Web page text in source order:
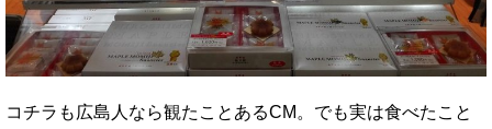
コチラも広島人なら観たことあるCM。でも実は食べたこと